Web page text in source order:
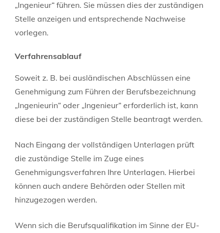
„Ingenieur“ führen. Sie müssen dies der zuständigen
Stelle anzeigen und entsprechende Nachweise
vorlegen.
Verfahrensablauf
Soweit z. B. bei ausländischen Abschlüssen eine
Genehmigung zum Führen der Berufsbezeichnung
„Ingenieurin“ oder „Ingenieur“ erforderlich ist, kann
diese bei der zuständigen Stelle beantragt werden.
Nach Eingang der vollständigen Unterlagen prüft
die zuständige Stelle im Zuge eines
Genehmigungsverfahren Ihre Unterlagen. Hierbei
können auch andere Behörden oder Stellen mit
hinzugezogen werden.
Wenn sich die Berufsqualifikation im Sinne der EU-